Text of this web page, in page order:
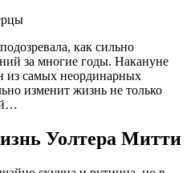
как сильно
за многие годы. Накануне
из самых неординарных
изменит жизнь не только
Уолтера Митти